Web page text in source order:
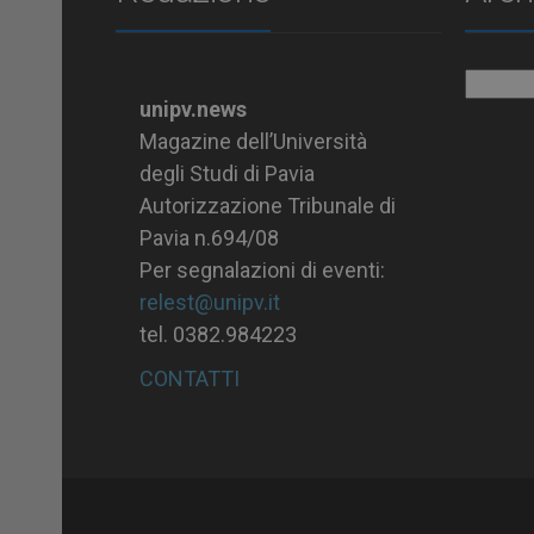
unipv.news
Magazine dell’Università
degli Studi di Pavia
Autorizzazione Tribunale di
Pavia n.694/08
Per segnalazioni di eventi:
relest@unipv.it
tel. 0382.984223
CONTATTI